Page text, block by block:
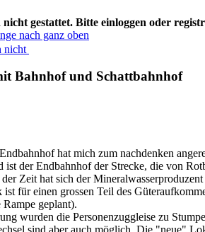
gestattet. Bitte einloggen oder
nicht
Bahnhof und Schattbahnhof
hat mich zum nachdenken
ist der Endbahnhof der Strecke, die von
Zeit hat sich der
für einen grossen Teil des
Rampe geplant).
wurden die Personenzuggleise zu
sind aber auch möglich. Die "neue"